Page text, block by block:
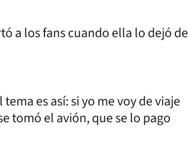
a los fans cuando ella lo dejó de
es así: si yo me voy de viaje
tomó el avión, que se lo pago